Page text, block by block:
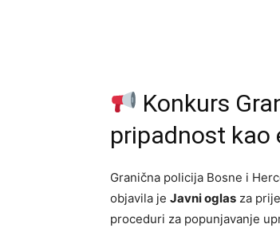
Konkurs
pripadnost kao
Granična policija Bosne i
objavila je Javni oglas za
proceduri za popunjavanje